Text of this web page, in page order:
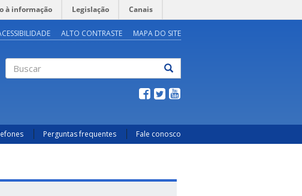
à informação Legislação Canais
ALTO CONTRASTE MAPA DO SITE
Perguntas frequentes Fale conosco